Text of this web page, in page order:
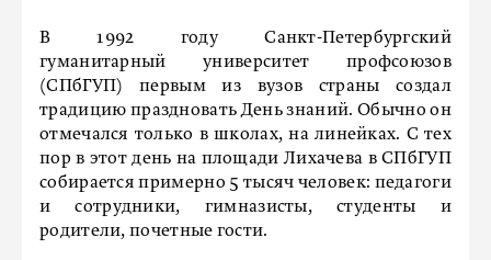
В 1992 году Санкт-Петербургский
гуманитарный университет профсоюзов
(СПбГУП) первым из вузов страны создал
традицию праздновать День знаний. Обычно он
отмечался только в школах, на линейках. С тех
пор в этот день на площади Лихачева в СПбГУП
собирается примерно 5 тысяч человек: педагоги
и сотрудники, гимназисты, студенты и
родители, почетные гости.